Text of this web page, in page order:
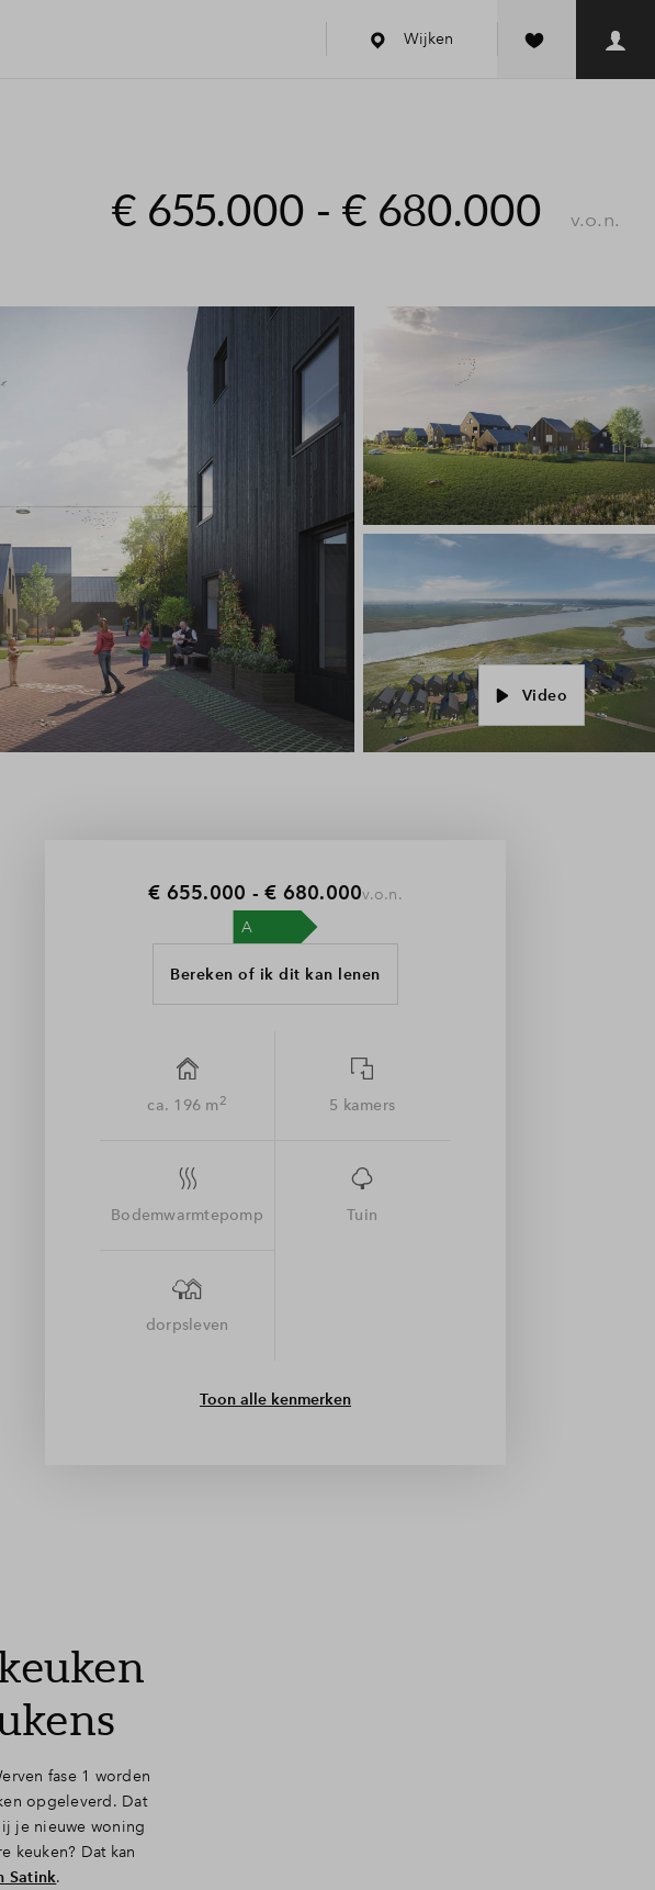
Wijken
€ 655.000 - € 680.000 v.o.n.
Video
€ 655.000 - € 680.000v.o.n.
Bereken of ik dit kan lenen
ca. 196 m2 5 kamers
Bodemwarmtepomp Tuin
dorpsleven
Toon alle kenmerken
fase 1 worden
opgeleverd. Dat
je nieuwe woning
keuken? Dat kan
Satink.